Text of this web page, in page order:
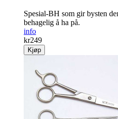
Spesial-BH som gir bysten
behagelig å ha på.
info
kr249
Kjøp